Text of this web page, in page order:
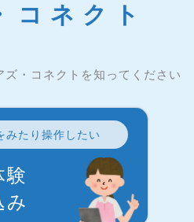
コネクト
ズ・コネクトを知ってください
みたり操作したい
験
み